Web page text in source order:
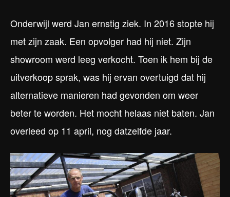
Onderwijl werd Jan ernstig ziek. In 2016 stopte hij
met zijn zaak. Een opvolger had hij niet. Zijn
showroom werd leeg verkocht. Toen ik hem bij de
uitverkoop sprak, was hij ervan overtuigd dat hij
alternatieve manieren had gevonden om weer
beter te worden. Het mocht helaas niet baten. Jan
overleed op 11 april, nog datzelfde jaar.